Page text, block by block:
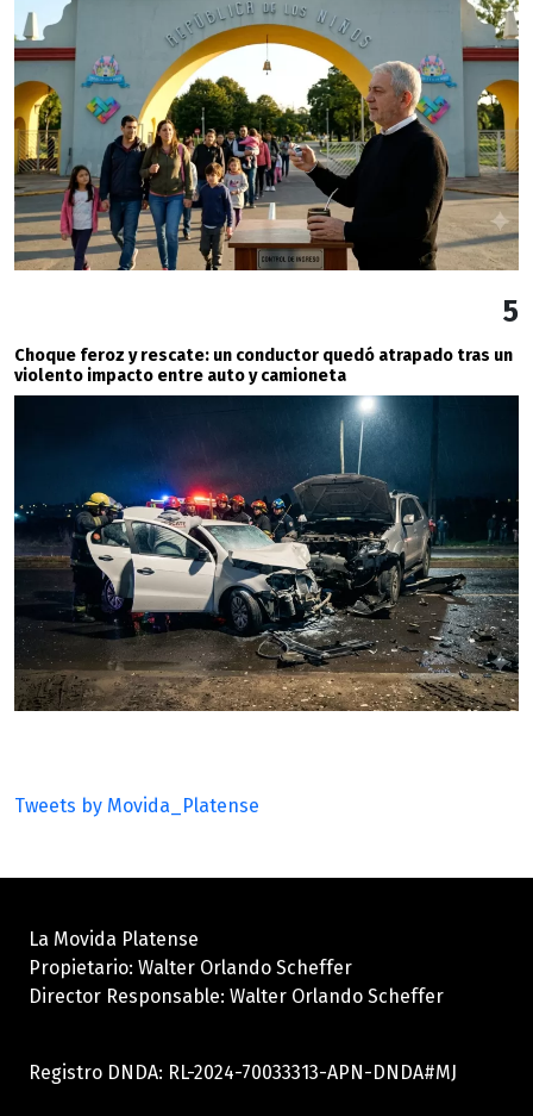
5
Choque feroz y rescate: un conductor quedó atrapado tras un
violento impacto entre auto y camioneta
Tweets by Movida_Platense
La Movida Platense
Propietario: Walter Orlando Scheffer
Director Responsable: Walter Orlando Scheffer
Registro DNDA: RL-2024-70033313-APN-DNDA#MJ